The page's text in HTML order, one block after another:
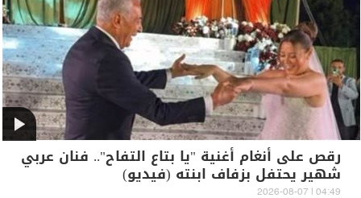
رقص على أنغام أغنية "يا بتاع التفاح".. فنان عربي
شهير يحتفل بزفاف ابنته (فيديو)
04:49 | 2026-08-07